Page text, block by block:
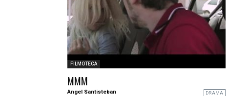
FILMOTECA
MMM
Ángel Santisteban DRAMA